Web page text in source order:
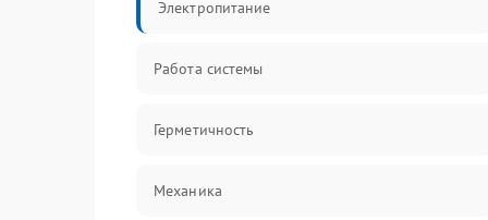
Электропитание
Работа системы
Герметичность
Механика